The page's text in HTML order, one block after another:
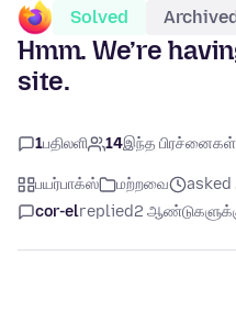
Solved Archived
Hmm. We’re
site.
1பதிலளி 14இந்த பிரச்னைகள்
பயர்பாக்ஸ் மற்றவை
asked
cor-elreplied2